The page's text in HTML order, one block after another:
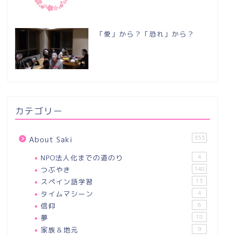
「愛」から？「恐れ」から？
カテゴリー
About Saki 353
NPO法人化までの道のり 4
つぶやき 148
スペイン語学習 13
タイムマシーン 4
信仰 6
夢 18
家族＆地元 9